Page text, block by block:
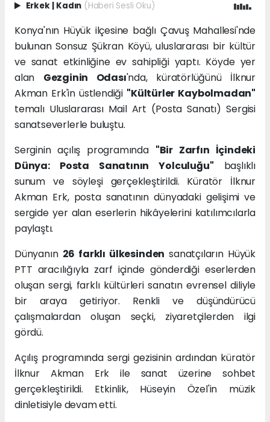
Erkek | Kadın (Haberi Sesli Oku)
Konya'nın Hüyük ilçesine bağlı Çavuş Mahallesi'nde
bulunan Sonsuz Şükran Köyü, uluslararası bir kültür
ve sanat etkinliğine ev sahipliği yaptı. Köyde yer
alan Gezginin Odası'nda, küratörlüğünü İlknur
Akman Erk'in üstlendiği "Kültürler Kaybolmadan"
temalı Uluslararası Mail Art (Posta Sanatı) Sergisi
sanatseverlerle buluştu.
Serginin açılış programında "Bir Zarfın İçindeki
Dünya: Posta Sanatının Yolculuğu" başlıklı
sunum ve söyleşi gerçekleştirildi. Küratör İlknur
Akman Erk, posta sanatının dünyadaki gelişimi ve
sergide yer alan eserlerin hikâyelerini katılımcılarla
paylaştı.
Dünyanın 26 farklı ülkesinden sanatçıların Hüyük
PTT aracılığıyla zarf içinde gönderdiği eserlerden
oluşan sergi, farklı kültürleri sanatın evrensel diliyle
bir araya getiriyor. Renkli ve düşündürücü
çalışmalardan oluşan seçki, ziyaretçilerden ilgi
gördü.
Açılış programında sergi gezisinin ardından küratör
İlknur Akman Erk ile sanat üzerine sohbet
gerçekleştirildi. Etkinlik, Hüseyin Özel'in müzik
dinletisiyle devam etti.